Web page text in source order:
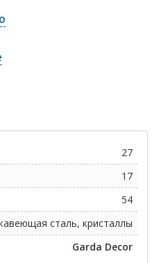
27
17
54
сталь, кристаллы
Garda Decor